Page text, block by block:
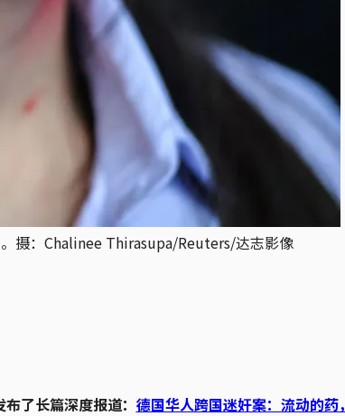
摄：Chalinee Thirasupa/Reuters/达志影像
了长篇深度报道： 德国华人跨国迷奸案：流动的药，